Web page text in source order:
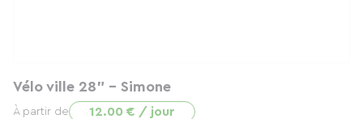
Vélo ville 28" - Simone
À partir de 12.00 € / jour